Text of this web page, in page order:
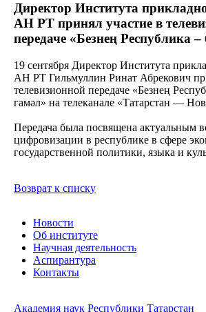
Директор Института
АН РТ принял участие в
передаче «Безнең Республика –
19 сентября Директор Института
АН РТ Гильмуллин Ринат Абрекович
телевизионной передаче «Безнең
гамәл» на телеканале «Татарстан —
Передача была посвящена актуальным
цифровизации в республике в сфере
государственной политики, языка и
Возврат к списку
Новости
Об институте
Научная деятельность
Аспирантура
Контакты
Академия наук Республики Татарстан